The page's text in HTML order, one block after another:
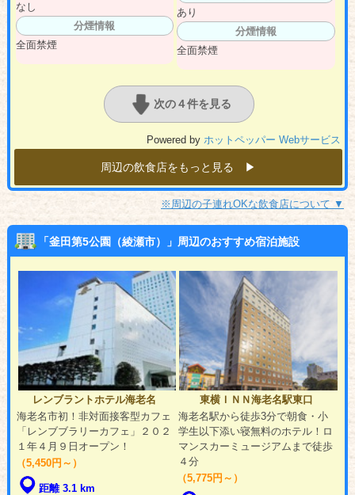
なし
分煙情報
全面禁煙
あり
分煙情報
全面禁煙
次の４件を見る
Powered by ホットペッパー Webサービス
周辺の飲食店をもっと見る ▶︎
※周辺の子連れOKな飲食店について ▼
「釜田第5公園（綾瀬市）」周辺のおすすめ宿泊施設
レンブラントホテル海老名
海老名市初！非対面接客型カフェ
「レンブブラリーカフェ」２０２
１年４月９日オープン！
（5,450円～）
距離 3.1 km
東横ＩＮＮ海老名駅東口
海老名駅から徒歩3分で朝食・小
学生以下添い寝無料のホテル！ロ
マンスカーミュージアムまで徒歩
４分
（5,775円～）